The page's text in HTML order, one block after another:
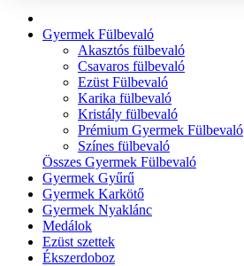
Gyermek Fülbevaló
Akasztós fülbevaló
Csavaros fülbevaló
Ezüst Fülbevaló
Karika fülbevaló
Kristály fülbevaló
Prémium Gyermek Fülbevaló
Színes fülbevaló
Összes Gyermek Fülbevaló
Gyermek Gyűrű
Gyermek Karkötő
Gyermek Nyaklánc
Medálok
Ezüst szettek
Ékszerdoboz